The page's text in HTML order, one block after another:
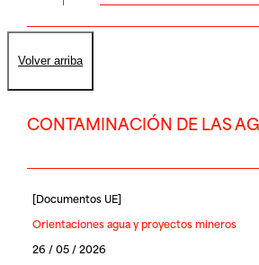
Volver arriba
CONTAMINACIÓN DE LAS
[Documentos UE]
Orientaciones agua y proyectos mineros
26 / 05 / 2026